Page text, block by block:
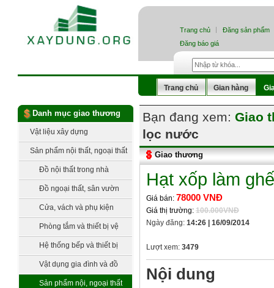
Trang chủ
Đăng sản phẩm
Đăng báo giá
Trang chủ Gian hàng
Danh mục giao thương
Vật liệu xây dựng
Sản phẩm nội thất, ngoại thất
Đồ nội thất trong nhà
Đồ ngoại thất, sân vườn
Cửa, vách và phụ kiện
Phòng tắm và thiết bị vệ
Hệ thống bếp và thiết bị
Vật dụng gia đình và đồ
làm vườnSản phẩm nội, ngoại thất
Bạn đang xem: Giao
lọc nước
Giao thương
Hạt xốp làm
Giá bán: 78000 VNĐ
Giá thị trường: 100.000VNĐ
Ngày đăng: 14:26 | 16/09/2014
Lượt xem: 3479
Nội dung